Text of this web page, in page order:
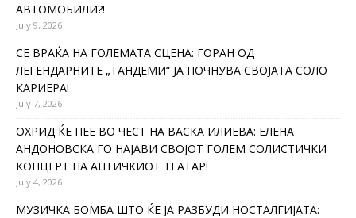
АВТОМОБИЛИ?!
July 9, 2026
СЕ ВРАЌА НА ГОЛЕМАТА СЦЕНА: ГОРАН ОД
ЛЕГЕНДАРНИТЕ „ТАНДЕМИ“ ЈА ПОЧНУВА СВОЈАТА СОЛО
КАРИЕРА!
July 7, 2026
ОХРИД ЌЕ ПЕЕ ВО ЧЕСТ НА ВАСКА ИЛИЕВА: ЕЛЕНА
АНДОНОВСКА ГО НАЈАВИ СВОЈОТ ГОЛЕМ СОЛИСТИЧКИ
КОНЦЕРТ НА АНТИЧКИОТ ТЕАТАР!
July 4, 2026
МУЗИЧКА БОМБА ШТО ЌЕ ЈА РАЗБУДИ НОСТАЛГИЈАТА: